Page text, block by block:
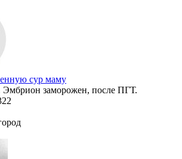
сур маму
заморожен, после ПГТ.